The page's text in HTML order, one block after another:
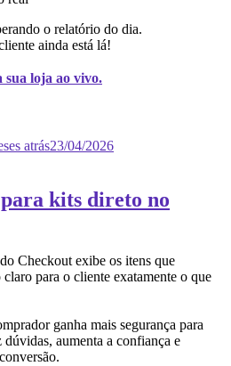
o relatório do dia.
ainda está lá!
sua loja ao vivo.
atrás23/04/2026
kits direto no
Checkout exibe os itens que
para o cliente exatamente o que
ganha mais segurança para
aumenta a confiança e